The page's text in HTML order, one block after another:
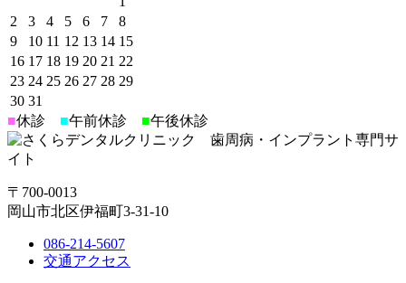
2
3 4 5 6 7
8
9
10 11 12 13 14 15
16 17 18 19 20 21 22
23 24 25 26 27 28 29
30 31
■休診 ■午前休診 ■午後休診
〒700-0013
岡山市北区伊福町3-31-10
086-214-5607
交通アクセス